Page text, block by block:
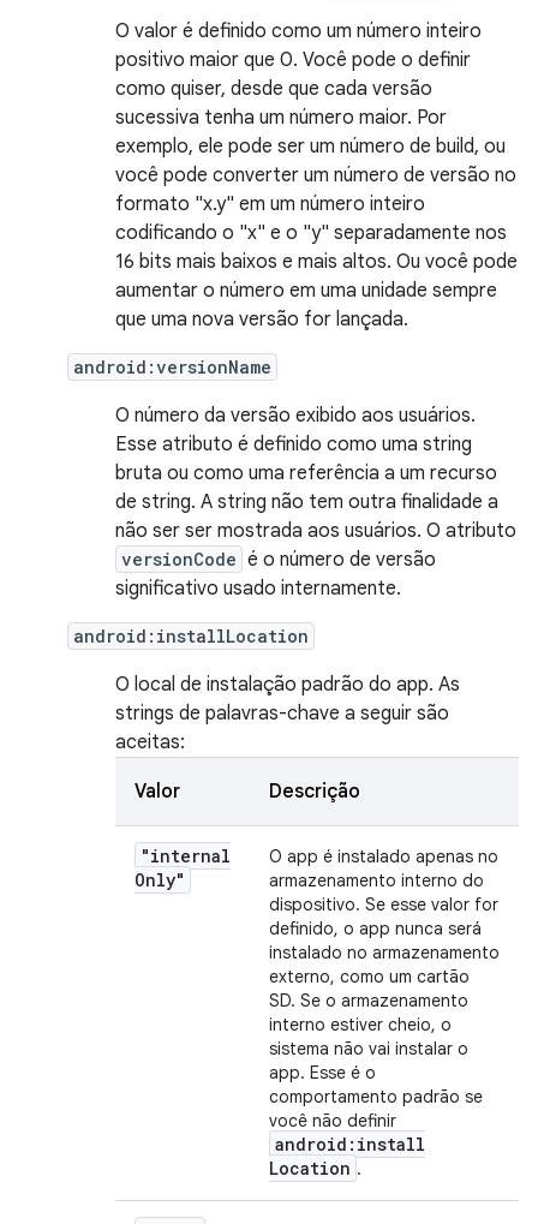
O valor é definido como um número inteiro
positivo maior que 0. Você pode o definir
como quiser, desde que cada versão
sucessiva tenha um número maior. Por
exemplo, ele pode ser um número de build, ou
você pode converter um número de versão no
formato "x.y" em um número inteiro
codificando o "x" e o "y" separadamente nos
16 bits mais baixos e mais altos. Ou você pode
aumentar o número em uma unidade sempre
que uma nova versão for lançada.
android:versionName
O número da versão exibido aos usuários.
Esse atributo é definido como uma string
bruta ou como uma referência a um recurso
de string. A string não tem outra finalidade a
não ser ser mostrada aos usuários. O atributo
versionCode é o número de versão
significativo usado internamente.
android:installLocation
O local de instalação padrão do app. As
strings de palavras-chave a seguir são
aceitas:
Valor Descrição
"internal
Only"
O app é instalado apenas no
armazenamento interno do
dispositivo. Se esse valor for
definido, o app nunca será
instalado no armazenamento
externo, como um cartão
SD. Se o armazenamento
interno estiver cheio, o
sistema não vai instalar o
app. Esse é o
comportamento padrão se
você não definir
android:install
Location .